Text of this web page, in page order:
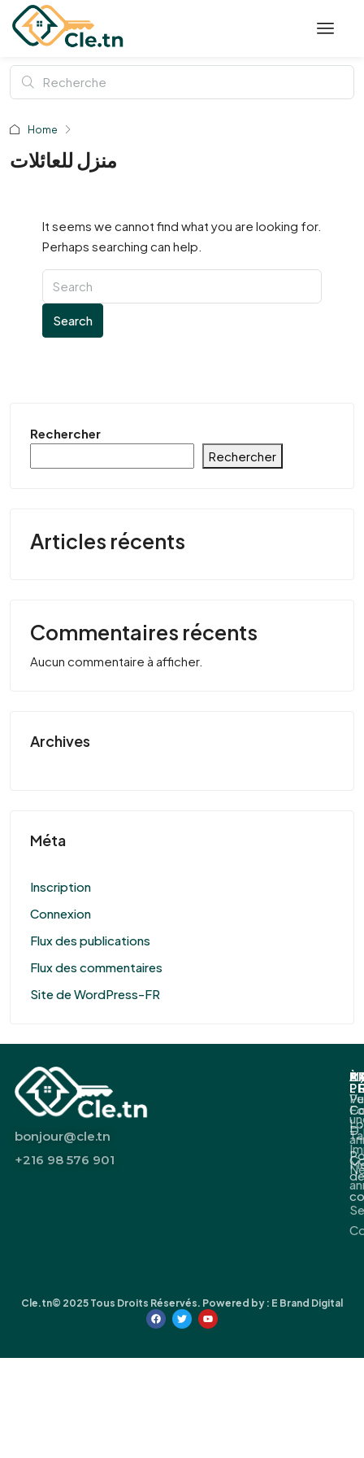
Home
منزل للعائلات
It seems we cannot find what you are looking for.
Perhaps searching can help.
Search
Rechercher
Rechercher
Articles récents
Commentaires récents
Aucun commentaire à afficher.
Archives
Méta
Inscription
Connexion
Flux des publications
Flux des commentaires
Site de WordPress-FR
bonjour@cle.tn
+216 98 576 901
À
Cle.tn© 2025 Tous Droits Réservés. Powered by : E Brand Digital